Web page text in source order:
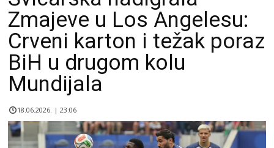
Zmajeve u Los Angelesu:
Crveni karton i težak poraz
BiH u drugom kolu
Mundijala
18.06.2026. | 23:06